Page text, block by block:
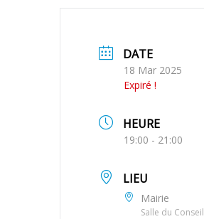
DATE
18 Mar 2025
Expiré !
HEURE
19:00 - 21:00
LIEU
Mairie
Salle du Conseil